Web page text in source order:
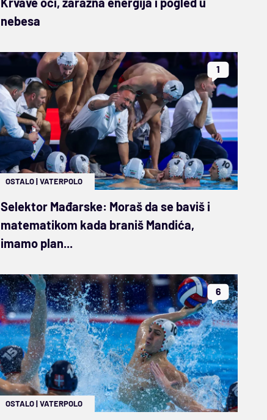
nebesa
1
OSTALO|VATERPOLO
Selektor Mađarske: Moraš da se baviš i
matematikom kada braniš Mandića,
imamo plan...
6
OSTALO|VATERPOLO